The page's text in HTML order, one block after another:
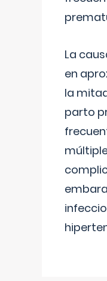
La
en
la
parto